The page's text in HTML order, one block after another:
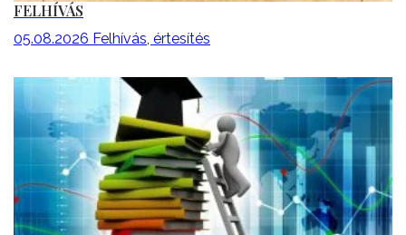
FELHÍVÁS
05.08.2026 Felhívás, értesítés